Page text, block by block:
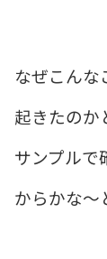
なぜこんな
起きたのか
サンプルで
からかな〜